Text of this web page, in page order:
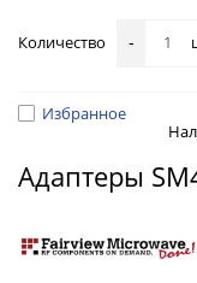
Количество -
Избранное
Адаптеры